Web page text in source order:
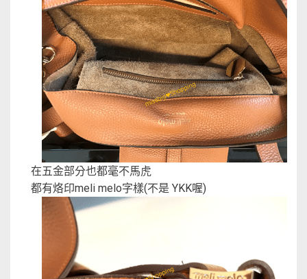
在五金部分也都毫不馬虎
都有烙印meli melo字樣(不是 YKK喔)